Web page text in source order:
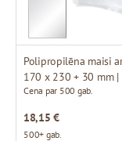
170 x 230 + 30 mm
Cena par 500 gab.
18,15 €
500+ gab.